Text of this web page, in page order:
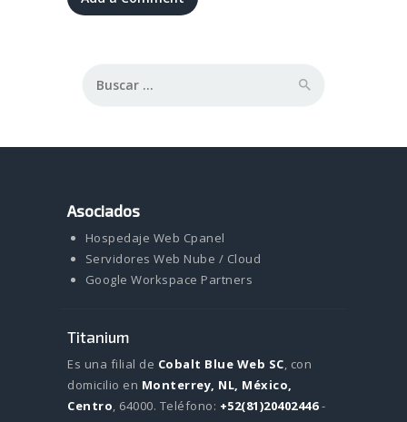
Asociados
Hospedaje Web Cpanel
Servidores Web Nube / Cloud
Google Workspace Partners
Titanium
Es una filial de Cobalt Blue Web SC, con
domicilio en Monterrey, NL, México,
Centro, 64000. Teléfono: +52(81)20402446-